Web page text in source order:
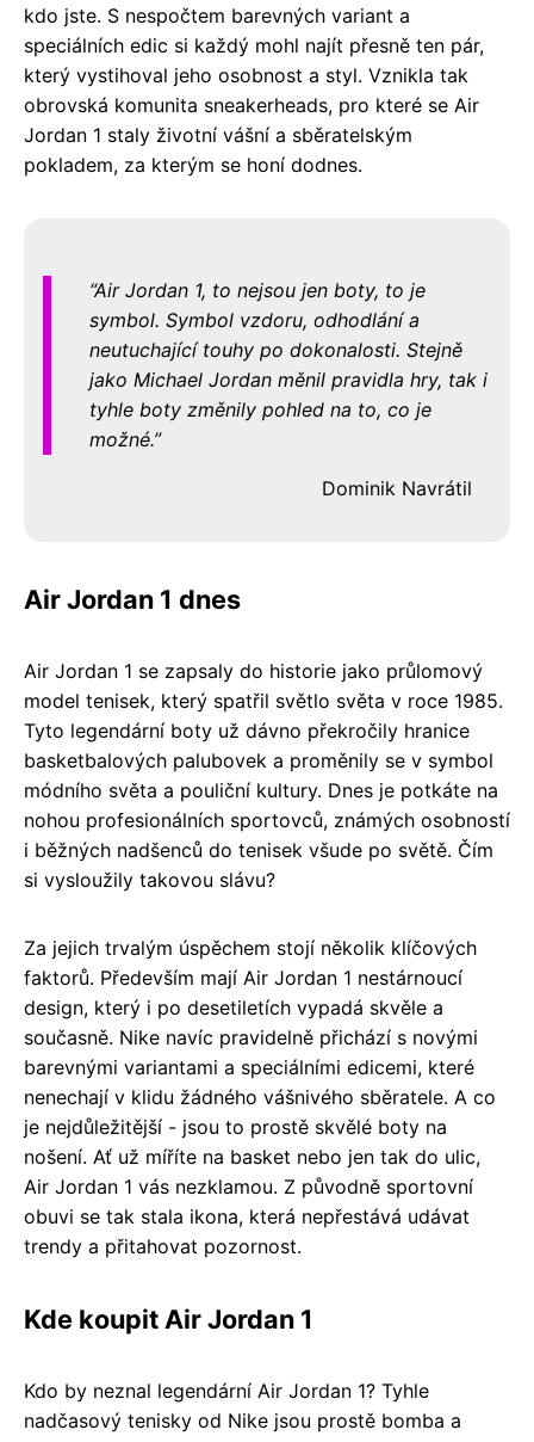
kdo jste. S nespočtem barevných variant a
speciálních edic si každý mohl najít přesně ten pár,
který vystihoval jeho osobnost a styl. Vznikla tak
obrovská komunita sneakerheads, pro které se Air
Jordan 1 staly životní vášní a sběratelským
pokladem, za kterým se honí dodnes.
Air Jordan 1, to nejsou jen boty, to je
symbol. Symbol vzdoru, odhodlání a
neutuchající touhy po dokonalosti. Stejně
jako Michael Jordan měnil pravidla hry, tak i
tyhle boty změnily pohled na to, co je
možné.
Dominik Navrátil
Air Jordan 1 dnes
Air Jordan 1 se zapsaly do historie jako průlomový
model tenisek, který spatřil světlo světa v roce 1985.
Tyto legendární boty už dávno překročily hranice
basketbalových palubovek a proměnily se v symbol
módního světa a pouliční kultury. Dnes je potkáte na
nohou profesionálních sportovců, známých osobností
i běžných nadšenců do tenisek všude po světě. Čím
si vysloužily takovou slávu?
Za jejich trvalým úspěchem stojí několik klíčových
faktorů. Především mají Air Jordan 1 nestárnoucí
design, který i po desetiletích vypadá skvěle a
současně. Nike navíc pravidelně přichází s novými
barevnými variantami a speciálními edicemi, které
nenechají v klidu žádného vášnivého sběratele. A co
je nejdůležitější - jsou to prostě skvělé boty na
nošení. Ať už míříte na basket nebo jen tak do ulic,
Air Jordan 1 vás nezklamou. Z původně sportovní
obuvi se tak stala ikona, která nepřestává udávat
trendy a přitahovat pozornost.
Kde koupit Air Jordan 1
Kdo by neznal legendární Air Jordan 1? Tyhle
nadčasový tenisky od Nike jsou prostě bomba a